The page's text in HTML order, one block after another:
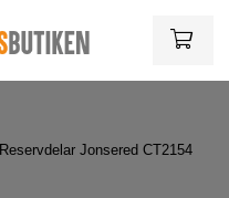
Reservdelar Jonsered CT2154